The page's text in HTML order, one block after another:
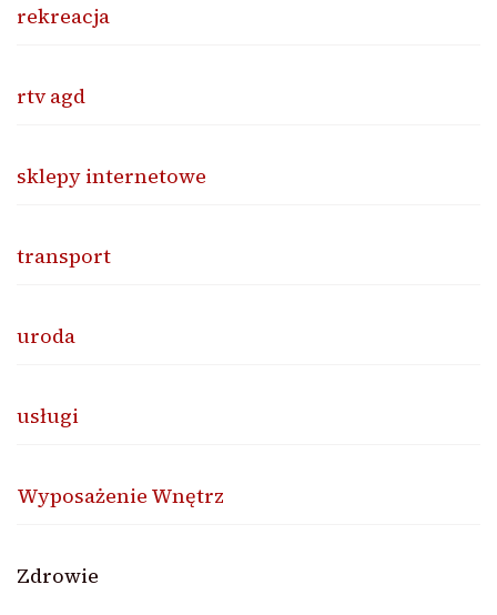
rekreacja
rtv agd
sklepy internetowe
transport
uroda
usługi
Wyposażenie Wnętrz
Zdrowie